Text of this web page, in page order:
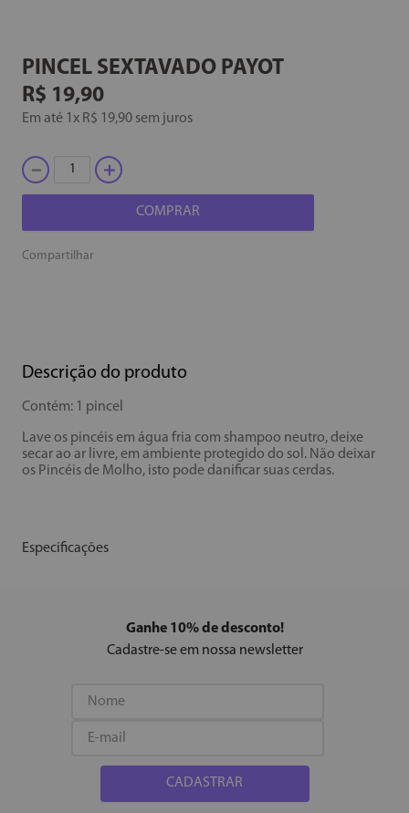
PINCEL SEXTAVADO PAYOT
R$ 19,90
Em até 1 x R$ 19,90 sem juros
＋
－
COMPRAR
Compartilhar
Descrição do produto
Contém: 1 pincel
Lave os pincéis em água fria com shampoo neutro, deixe
secar ao ar livre, em ambiente protegido do sol. Não deixar
os Pincéis de Molho, isto pode danificar suas cerdas.
Especificações
Ganhe 10% de desconto!
Cadastre-se em nossa newsletter
CADASTRAR